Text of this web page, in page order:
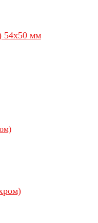
54х50 мм